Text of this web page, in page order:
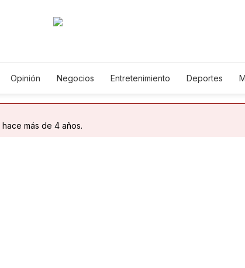
Opinión Negocios Entretenimiento Deportes
más de 4 años.